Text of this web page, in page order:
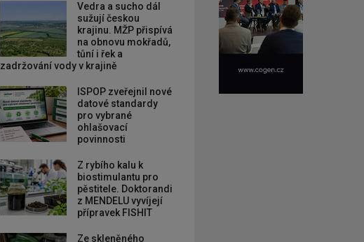
Vedra a sucho dál
sužují českou
krajinu. MŽP přispívá
na obnovu mokřadů,
tůní i řek a
zadržování vody v krajině
ISPOP zveřejnil nové
datové standardy
pro vybrané
ohlašovací
povinnosti
Z rybího kalu k
biostimulantu pro
pěstitele. Doktorandi
z MENDELU vyvíjejí
přípravek FISHIT
Ze skleněného